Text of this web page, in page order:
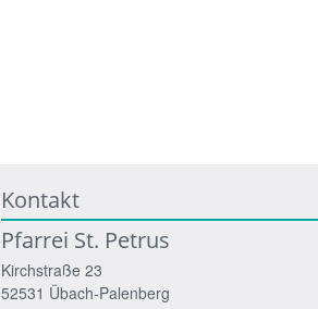
Kontakt
Pfarrei St. Petrus
Kirchstraße 23
52531 Übach-Palenberg